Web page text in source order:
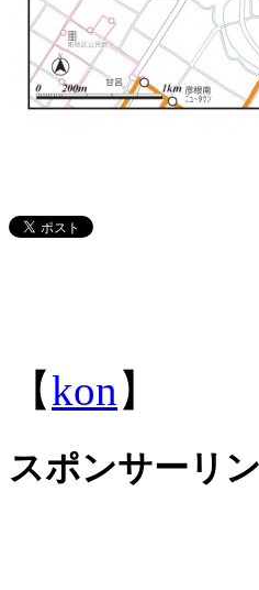
【kon 】
スポンサーリ